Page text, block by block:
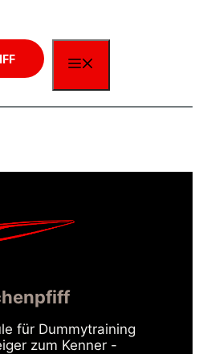
für Dummytraining
zum Kenner -